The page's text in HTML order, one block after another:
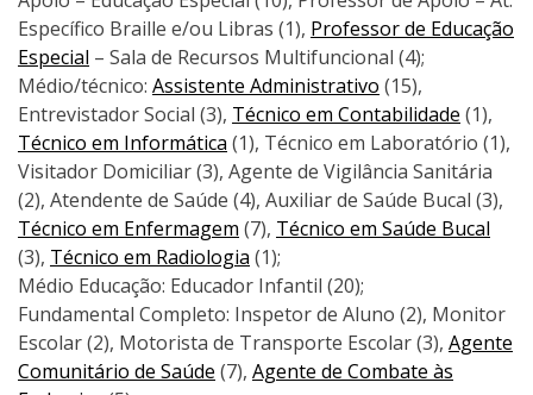
Específico Braille e/ou Libras (1), Professor de Educação
Especial – Sala de Recursos Multifuncional (4);
Médio/técnico: Assistente Administrativo (15),
Entrevistador Social (3), Técnico em Contabilidade (1),
Técnico em Informática (1), Técnico em Laboratório (1),
Visitador Domiciliar (3), Agente de Vigilância Sanitária
(2), Atendente de Saúde (4), Auxiliar de Saúde Bucal (3),
Técnico em Enfermagem (7), Técnico em Saúde Bucal
(3), Técnico em Radiologia (1);
Médio Educação: Educador Infantil (20);
Fundamental Completo: Inspetor de Aluno (2), Monitor
Escolar (2), Motorista de Transporte Escolar (3), Agente
Comunitário de Saúde (7), Agente de Combate às